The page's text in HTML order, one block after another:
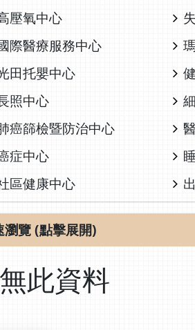
壓氧中心
際醫療服務中心
田托嬰中心
照中心
癌篩檢暨防治中心
症中心
區健康中心
瀏覽 (點擊展開)
此資料